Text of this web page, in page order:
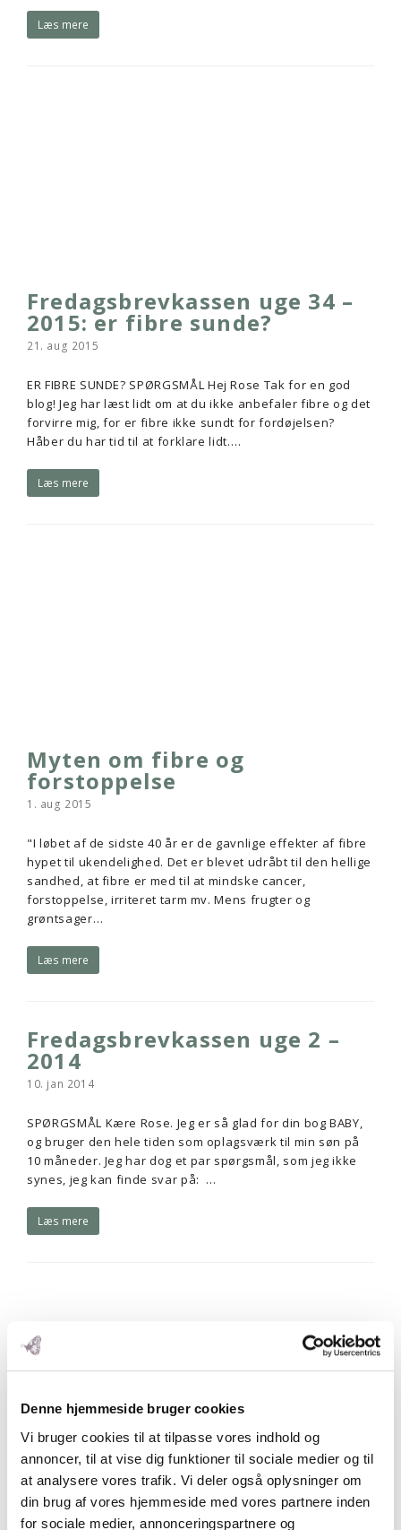
Denne hjemmeside bruger cookies
Vi bruger cookies til at tilpasse vores indhold og
annoncer, til at vise dig funktioner til sociale medier og til
at analysere vores trafik. Vi deler også oplysninger om
din brug af vores hjemmeside med vores partnere inden
for sociale medier, annonceringspartnere og
Læs mere
Fredagsbrevkassen uge 34 –
2015: er fibre sunde?
21. aug 2015
ER FIBRE SUNDE? SPØRGSMÅL Hej Rose Tak for en god
blog! Jeg har læst lidt om at du ikke anbefaler fibre og det
forvirre mig, for er fibre ikke sundt for fordøjelsen?
Håber du har tid til at forklare lidt.…
Læs mere
Myten om fibre og
forstoppelse
1. aug 2015
"I løbet af de sidste 40 år er de gavnlige effekter af fibre
hypet til ukendelighed. Det er blevet udråbt til den hellige
sandhed, at fibre er med til at mindske cancer,
forstoppelse, irriteret tarm mv. Mens frugter og
grøntsager…
Læs mere
Fredagsbrevkassen uge 2 –
2014
10. jan 2014
SPØRGSMÅL Kære Rose. Jeg er så glad for din bog BABY,
og bruger den hele tiden som oplagsværk til min søn på
10 måneder. Jeg har dog et par spørgsmål, som jeg ikke
synes, jeg kan finde svar på: …
Læs mere